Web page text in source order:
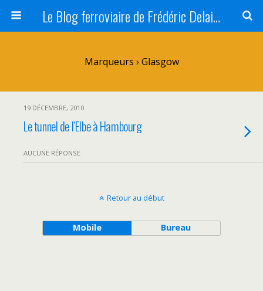
Le Blog ferroviaire de Frédéric Delaitre
Marqueurs › Glasgow
19 DÉCEMBRE, 2010
Le tunnel de l’Elbe à Hambourg
AUCUNE RÉPONSE
Retour au début
Mobile Bureau